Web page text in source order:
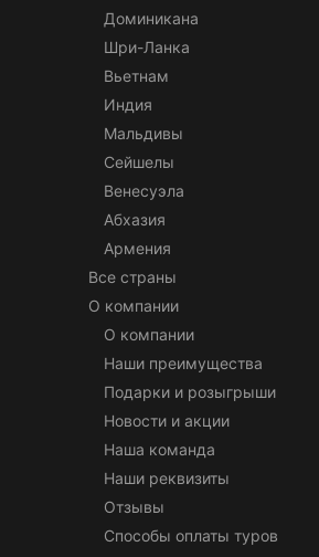
Доминикана
Шри-Ланка
Вьетнам
Индия
Мальдивы
Сейшелы
Венесуэла
Абхазия
Армения
Все страны
О компании
О компании
Наши преимущества
Подарки и розыгрыши
Новости и акции
Наша команда
Наши реквизиты
Отзывы
Способы оплаты туров